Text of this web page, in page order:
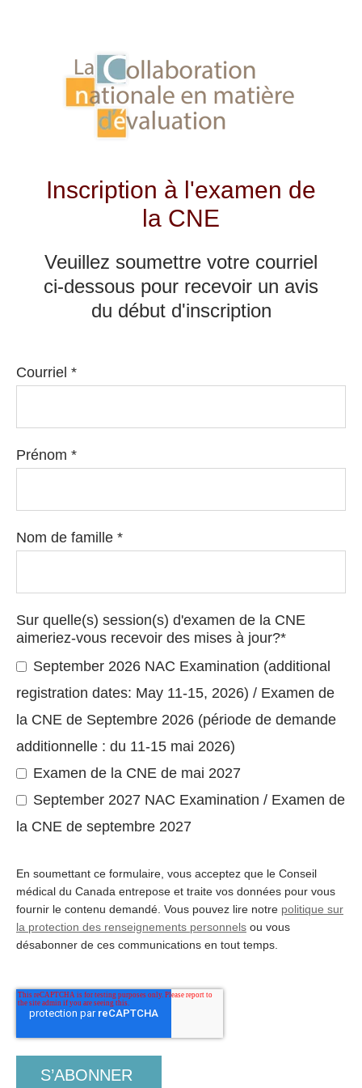
Inscription à l'examen de
la CNE
Veuillez soumettre votre courriel
ci-dessous pour recevoir un avis
du début d'inscription
Courriel *
Prénom *
Nom de famille *
Sur quelle(s) session(s) d'examen de la CNE
aimeriez-vous recevoir des mises à jour?*
September 2026 NAC Examination (additional
registration dates: May 11-15, 2026) / Examen de
la CNE de Septembre 2026 (période de demande
additionnelle : du 11-15 mai 2026)
Examen de la CNE de mai 2027
September 2027 NAC Examination / Examen de
la CNE de septembre 2027
En soumettant ce formulaire, vous acceptez que le Conseil
médical du Canada entrepose et traite vos données pour vous
fournir le contenu demandé. Vous pouvez lire notre politique sur
la protection des renseignements personnels ou vous
désabonner de ces communications en tout temps.